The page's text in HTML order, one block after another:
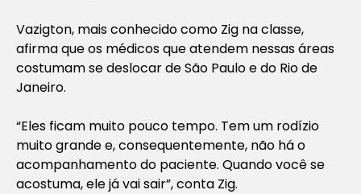
Vazigton, mais conhecido como Zig na classe,
afirma que os médicos que atendem nessas áreas
costumam se deslocar de São Paulo e do Rio de
Janeiro.
“Eles ficam muito pouco tempo. Tem um rodízio
muito grande e, consequentemente, não há o
acompanhamento do paciente. Quando você se
acostuma, ele já vai sair”, conta Zig.